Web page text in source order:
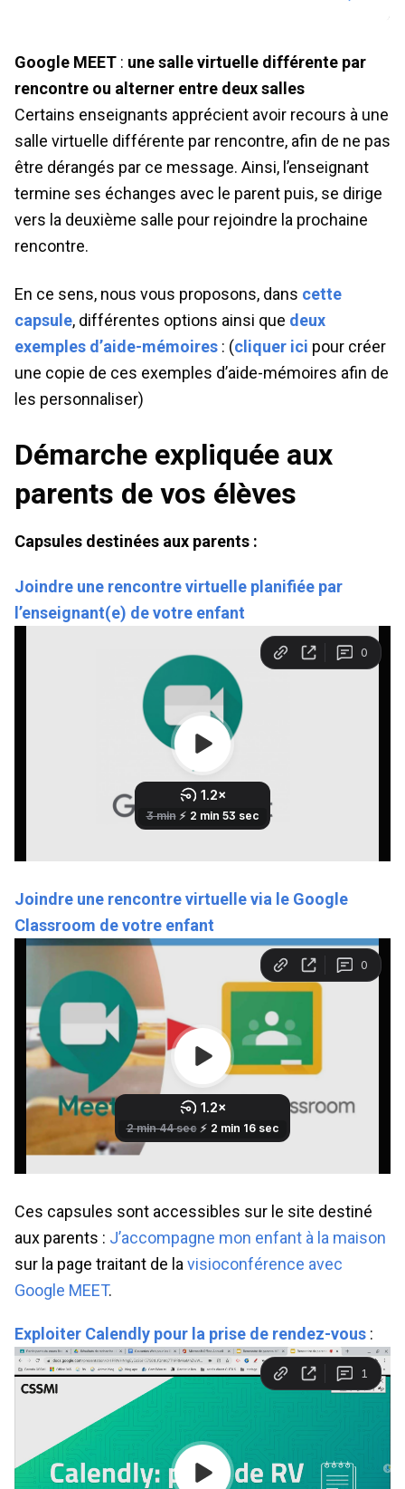
Google MEET : une salle virtuelle différente par
rencontre ou alterner entre deux salles
Certains enseignants apprécient avoir recours à une
salle virtuelle différente par rencontre, afin de ne pas
être dérangés par ce message. Ainsi, l’enseignant
termine ses échanges avec le parent puis, se dirige
vers la deuxième salle pour rejoindre la prochaine
rencontre.
En ce sens, nous vous proposons, dans cette
capsule, différentes options ainsi que deux
exemples d’aide-mémoires : (cliquer ici pour créer
une copie de ces exemples d’aide-mémoires afin de
les personnaliser)
Démarche expliquée aux
parents de vos élèves
Capsules destinées aux parents :
Joindre une rencontre virtuelle planifiée par
l’enseignant(e) de votre enfant
Joindre une rencontre virtuelle via le Google
Classroom de votre enfant
Ces capsules sont accessibles sur le site destiné
aux parents : J’accompagne mon enfant à la maison
sur la page traitant de la visioconférence avec
Google MEET.
Exploiter Calendly pour la prise de rendez-vous :